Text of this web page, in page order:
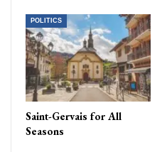
POLITICS
Saint-Gervais for All
Seasons